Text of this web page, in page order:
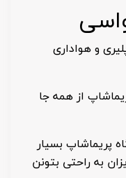
و هواداری
از همه جا
پریماشاپ بسیار
به راحتی بتونن